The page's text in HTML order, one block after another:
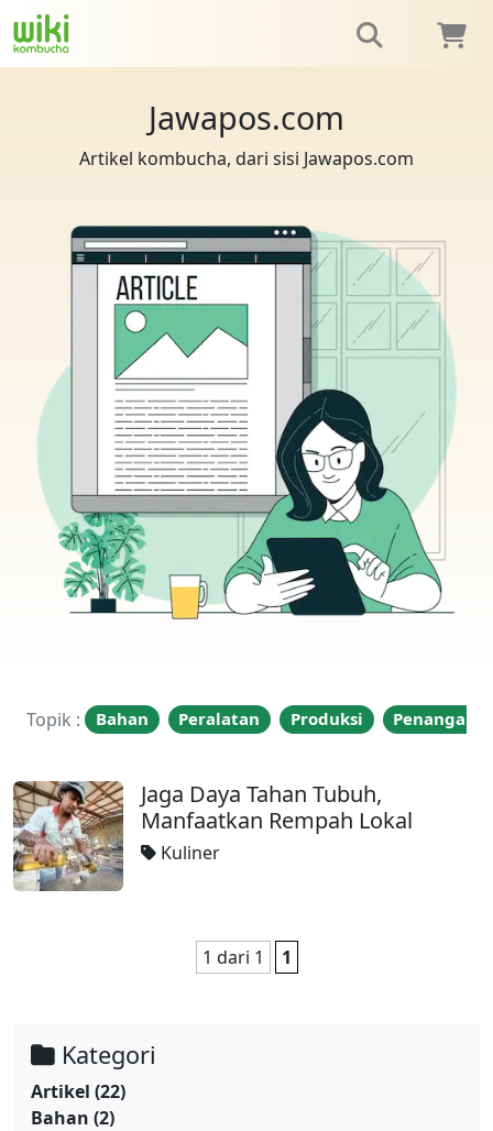
Jawapos.com
Artikel kombucha, dari sisi Jawapos.com
Topik : Bahan Peralatan Produksi
Jaga Daya Tahan Tubuh,
Manfaatkan Rempah Lokal
Kuliner
1 dari 1 1
Kategori
Artikel (22)
Bahan (2)